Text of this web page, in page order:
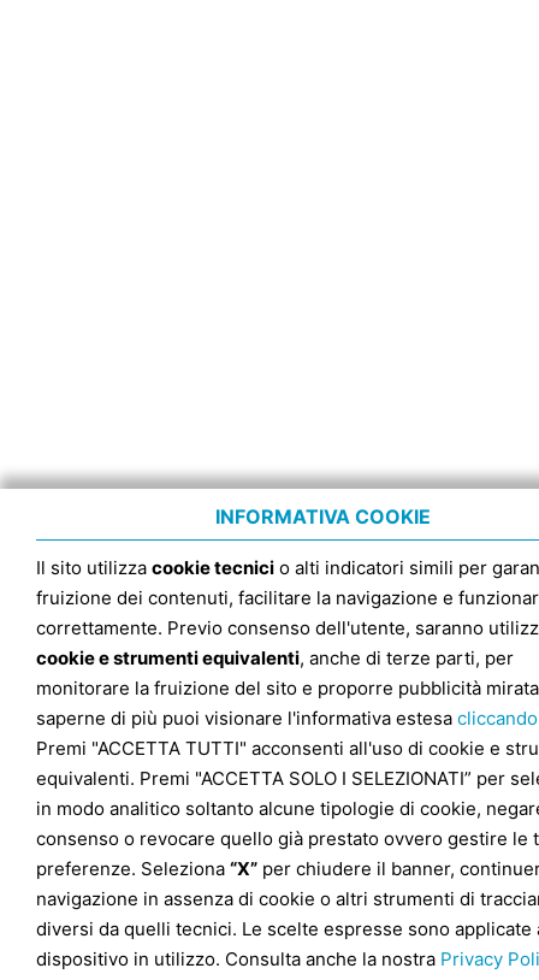
INFORMATIVA COOKIE
Il sito utilizza cookie tecnici o alti indicatori simili per
fruizione dei contenuti, facilitare la navigazione e
correttamente. Previo consenso dell'utente, saranno
cookie e strumenti equivalenti, anche di terze parti, per
monitorare la fruizione del sito e proporre pubblicità
saperne di più puoi visionare l'informativa estesa
Premi "ACCETTA TUTTI" acconsenti all'uso di cookie e
equivalenti. Premi "ACCETTA SOLO I SELEZIONATI” per
in modo analitico soltanto alcune tipologie di cookie,
consenso o revocare quello già prestato ovvero gestire le
preferenze. Seleziona “X” per chiudere il banner,
navigazione in assenza di cookie o altri strumenti di
diversi da quelli tecnici. Le scelte espresse sono applicate
dispositivo in utilizzo. Consulta anche la nostra Privacy